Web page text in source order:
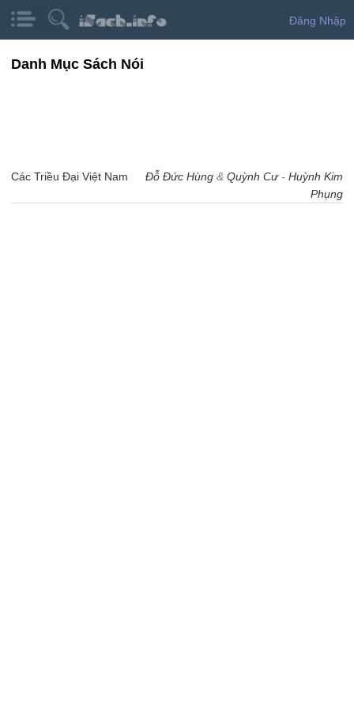
Đăng Nhập
Danh Mục Sách Nói
Các Triều Đại Việt Nam Đỗ Đức Hùng & Quỳnh Cư- Huỳnh Kim
Phụng